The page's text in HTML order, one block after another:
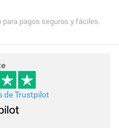
pagos seguros y fáciles.
de Trustpilot